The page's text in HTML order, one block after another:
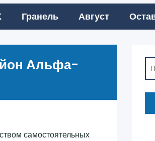
Гранель Август
Альфа-
самостоятельных